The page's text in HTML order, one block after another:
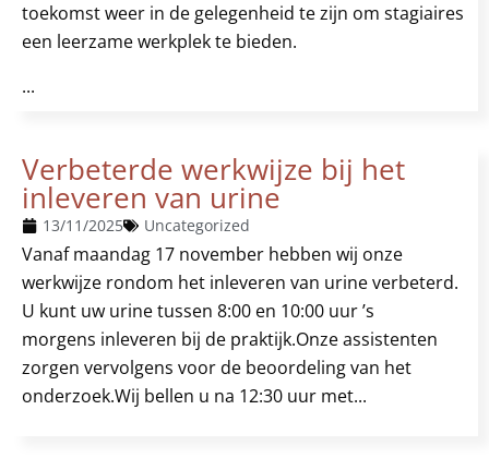
toekomst weer in de gelegenheid te zijn om stagiaires
een leerzame werkplek te bieden.
...
Verbeterde werkwijze bij het
inleveren van urine
13/11/2025 Uncategorized
Vanaf maandag 17 november hebben wij onze
werkwijze rondom het inleveren van urine verbeterd.
U kunt uw urine tussen 8:00 en 10:00 uur ’s
morgens inleveren bij de praktijk.Onze assistenten
zorgen vervolgens voor de beoordeling van het
onderzoek.Wij bellen u na 12:30 uur met...